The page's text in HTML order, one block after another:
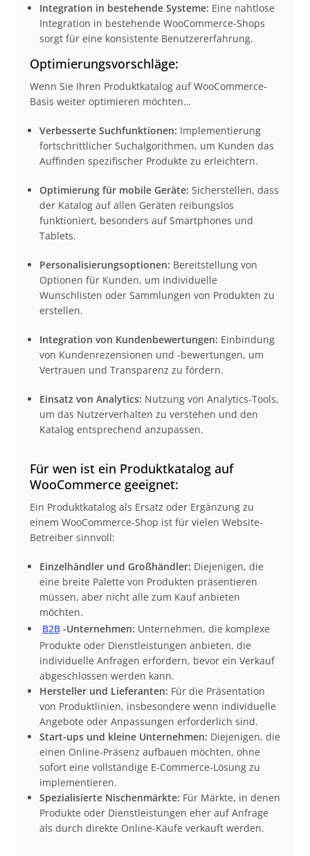
Integration in bestehende Systeme: Eine nahtlose
Integration in bestehende WooCommerce-Shops
sorgt für eine konsistente Benutzererfahrung.
Optimierungsvorschläge:
Wenn Sie Ihren Produktkatalog auf WooCommerce-
Basis weiter optimieren möchten…
Verbesserte Suchfunktionen: Implementierung
fortschrittlicher Suchalgorithmen, um Kunden das
Auffinden spezifischer Produkte zu erleichtern.
Optimierung für mobile Geräte: Sicherstellen, dass
der Katalog auf allen Geräten reibungslos
funktioniert, besonders auf Smartphones und
Tablets.
Personalisierungsoptionen: Bereitstellung von
Optionen für Kunden, um individuelle
Wunschlisten oder Sammlungen von Produkten zu
erstellen.
Integration von Kundenbewertungen: Einbindung
von Kundenrezensionen und -bewertungen, um
Vertrauen und Transparenz zu fördern.
Einsatz von Analytics: Nutzung von Analytics-Tools,
um das Nutzerverhalten zu verstehen und den
Katalog entsprechend anzupassen.
Für wen ist ein Produktkatalog auf
WooCommerce geeignet:
Ein Produktkatalog als Ersatz oder Ergänzung zu
einem WooCommerce-Shop ist für vielen Website-
Betreiber sinnvoll:
Einzelhändler und Großhändler: Diejenigen, die
eine breite Palette von Produkten präsentieren
müssen, aber nicht alle zum Kauf anbieten
möchten.
B2B -Unternehmen: Unternehmen, die komplexe
Produkte oder Dienstleistungen anbieten, die
individuelle Anfragen erfordern, bevor ein Verkauf
abgeschlossen werden kann.
Hersteller und Lieferanten: Für die Präsentation
von Produktlinien, insbesondere wenn individuelle
Angebote oder Anpassungen erforderlich sind.
Start-ups und kleine Unternehmen: Diejenigen, die
einen Online-Präsenz aufbauen möchten, ohne
sofort eine vollständige E-Commerce-Lösung zu
implementieren.
Spezialisierte Nischenmärkte: Für Märkte, in denen
Produkte oder Dienstleistungen eher auf Anfrage
als durch direkte Online-Käufe verkauft werden.